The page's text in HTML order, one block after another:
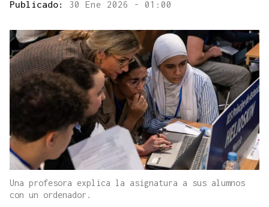
Publicado: 30 Ene 2026 - 01:00
Una profesora explica la asignatura a sus alumnos
con un ordenador.